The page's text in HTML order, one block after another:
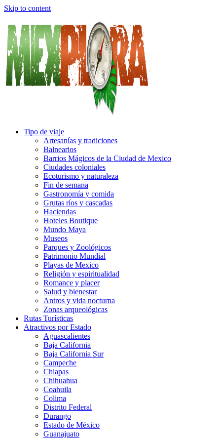
Skip to content
Tipo de viaje
Artesanías y tradiciones
Balnearios
Barrios Mágicos de la Ciudad de Mexico
Ciudades coloniales
Ecoturismo y naturaleza
Fin de semana
Gastronomía y comida
Grutas ríos y cascadas
Haciendas
Hoteles Boutique
Mundo Maya
Museos
Parques y Zoológicos
Patrimonio Mundial
Playas de Mexico
Religión y espiritualidad
Romance y placer
Salud y bienestar
Antros y vida nocturna
Zonas arqueológicas
Rutas Turísticas
Atractivos por Estado
Aguascalientes
Baja California
Baja California Sur
Campeche
Chiapas
Chihuahua
Coahuila
Colima
Distrito Federal
Durango
Estado de México
Guanajuato